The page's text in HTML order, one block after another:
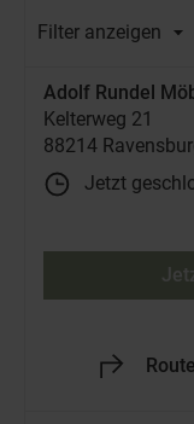
Filter anzeigen
Adolf Rundel
Kelterweg 21
88214
Jetzt
Route